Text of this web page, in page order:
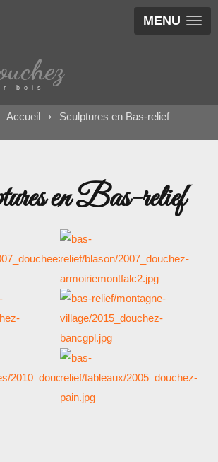
MENU
bois
Accueil Sculptures en Bas-relief
en Bas-relief
en bas